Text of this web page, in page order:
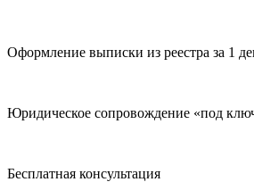
Оформление выписки из реестра за 1
Юридическое сопровождение «под
Бесплатная консультация